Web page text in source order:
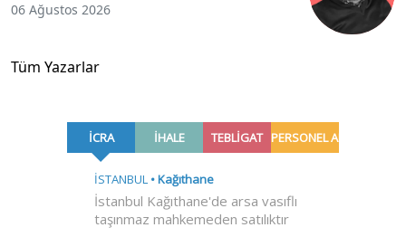
06 Ağustos 2026
Tüm Yazarlar